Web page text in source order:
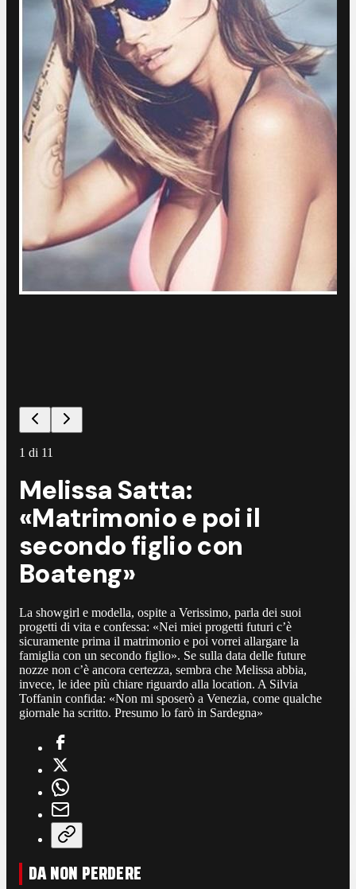
1 di 11
Melissa Satta:
«Matrimonio e poi il
secondo figlio con
Boateng»
La showgirl e modella, ospite a Verissimo, parla dei suoi
progetti di vita e confessa: «Nei miei progetti futuri c’è
sicuramente prima il matrimonio e poi vorrei allargare la
famiglia con un secondo figlio». Se sulla data delle future
nozze non c’è ancora certezza, sembra che Melissa abbia,
invece, le idee più chiare riguardo alla location. A Silvia
Toffanin confida: «Non mi sposerò a Venezia, come qualche
giornale ha scritto. Presumo lo farò in Sardegna»
DA NON PERDERE